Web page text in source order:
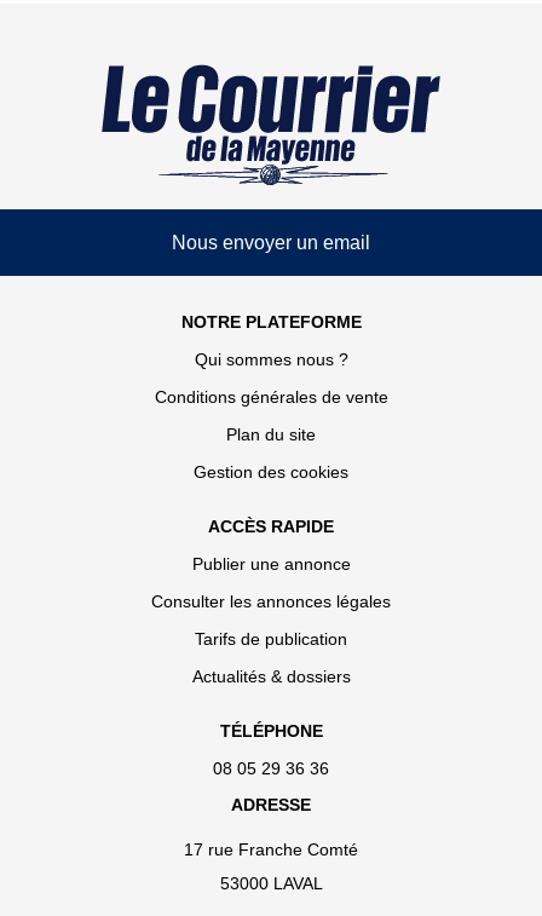
Nous envoyer un email
NOTRE PLATEFORME
Qui sommes nous ?
Conditions générales de vente
Plan du site
Gestion des cookies
ACCÈS RAPIDE
Publier une annonce
Consulter les annonces légales
Tarifs de publication
Actualités & dossiers
TÉLÉPHONE
08 05 29 36 36
ADRESSE
17 rue Franche Comté
53000 LAVAL